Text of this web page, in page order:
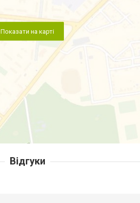
Показати на карті
Відгуки